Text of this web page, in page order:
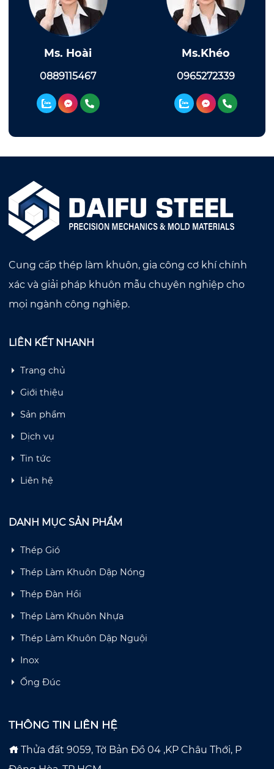
Ms. Hoài
0889115467
Ms.Khéo
0965272339
Cung cấp thép làm khuôn, gia công cơ khí chính
xác và giải pháp khuôn mẫu chuyên nghiệp cho
mọi ngành công nghiệp.
LIÊN KẾT NHANH
Trang chủ
Giới thiệu
Sản phẩm
Dịch vụ
Tin tức
Liên hệ
DANH MỤC SẢN PHẨM
Thép Gió
Thép Làm Khuôn Dập Nóng
Thép Đàn Hồi
Thép Làm Khuôn Nhựa
Thép Làm Khuôn Dập Nguội
Inox
Ống Đúc
THÔNG TIN LIÊN HỆ
Thửa đất 9059, Tờ Bản Đồ 04 ,KP Châu Thới, P